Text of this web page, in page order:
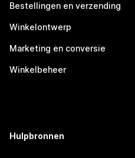
Bestellingen en verzending
Winkelontwerp
Marketing en conversie
Winkelbeheer
Hulpbronnen